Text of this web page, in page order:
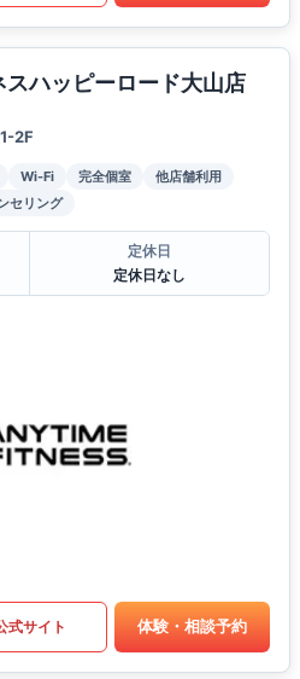
ハッピーロード大山店
2F
Wi-Fi 完全個室
他店舗利用
セリング
定休日
定休日なし
式サイト 体験・相談予約